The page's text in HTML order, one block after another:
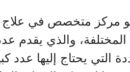
مركز متخصص في علاج
والذي يقدم
التي يحتاج إليها عدد